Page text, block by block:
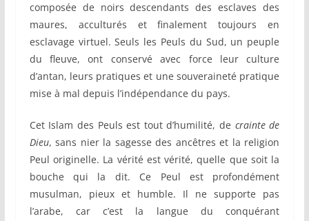
composée de noirs descendants des esclaves des
maures, acculturés et finalement toujours en
esclavage virtuel. Seuls les Peuls du Sud, un peuple
du fleuve, ont conservé avec force leur culture
d’antan, leurs pratiques et une souveraineté pratique
mise à mal depuis l’indépendance du pays.
Cet Islam des Peuls est tout d’humilité, de crainte de
Dieu, sans nier la sagesse des ancêtres et la religion
Peul originelle. La vérité est vérité, quelle que soit la
bouche qui la dit. Ce Peul est profondément
musulman, pieux et humble. Il ne supporte pas
l’arabe, car c’est la langue du conquérant